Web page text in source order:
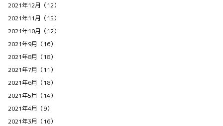
2021年12月（12）
2021年11月（15）
2021年10月（12）
2021年9月（16）
2021年8月（18）
2021年7月（11）
2021年6月（18）
2021年5月（14）
2021年4月（9）
2021年3月（16）